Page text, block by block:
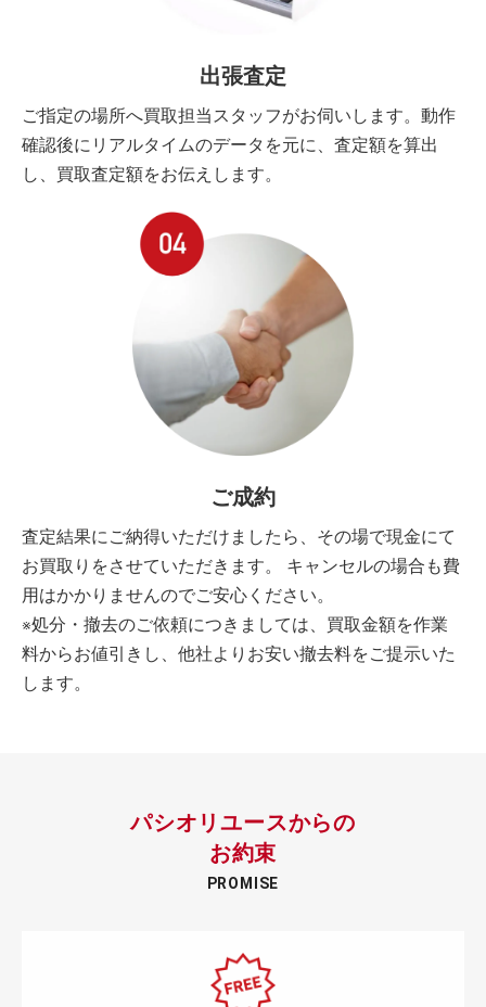
出張査定
ご指定の場所へ買取担当スタッフがお伺いします。動作
確認後にリアルタイムのデータを元に、査定額を算出
し、買取査定額をお伝えします。
ご成約
査定結果にご納得いただけましたら、その場で現金にて
お買取りをさせていただきます。 キャンセルの場合も費
用はかかりませんのでご安心ください。
※処分・撤去のご依頼につきましては、買取金額を作業
料からお値引きし、他社よりお安い撤去料をご提示いた
します。
パシオリユースからの
お約束
PROMISE